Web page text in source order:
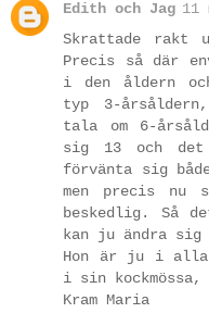
Edith och Jag 11
Skrattade
Precis så där
i den åldern
typ 3-
tala om 6-
sig 13 och
förvänta sig
men precis nu
beskedlig. Så
kan ju ändra sig
Hon är ju i
i sin
Kram Maria